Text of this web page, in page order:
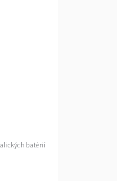
batérií